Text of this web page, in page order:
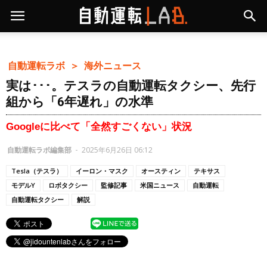
自動運転ラボ ＞ 海外ニュース
実は･･･。テスラの自動運転タクシー、先行
組から「6年遅れ」の水準
Googleに比べて「全然すごくない」状況
自動運転ラボ編集部 - 2025年6月26日 06:12
Tesla（テスラ） イーロン・マスク オースティン
テキサス
モデルY
ロボタクシー 監修記事 米国ニュース
自動運転
自動運転タクシー
解説